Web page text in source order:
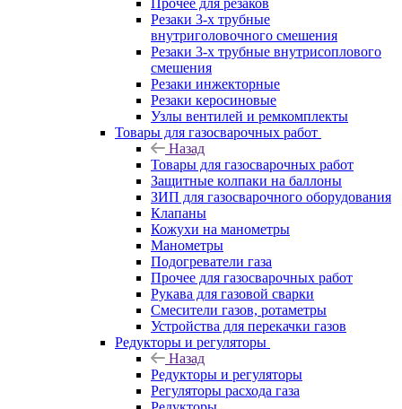
Прочее для резаков
Резаки 3-х трубные
внутриголовочного смешения
Резаки 3-х трубные внутрисоплового
смешения
Резаки инжекторные
Резаки керосиновые
Узлы вентилей и ремкомплекты
Товары для газосварочных работ
Назад
Товары для газосварочных работ
Защитные колпаки на баллоны
ЗИП для газосварочного оборудования
Клапаны
Кожухи на манометры
Манометры
Подогреватели газа
Прочее для газосварочных работ
Рукава для газовой сварки
Смесители газов, ротаметры
Устройства для перекачки газов
Редукторы и регуляторы
Назад
Редукторы и регуляторы
Регуляторы расхода газа